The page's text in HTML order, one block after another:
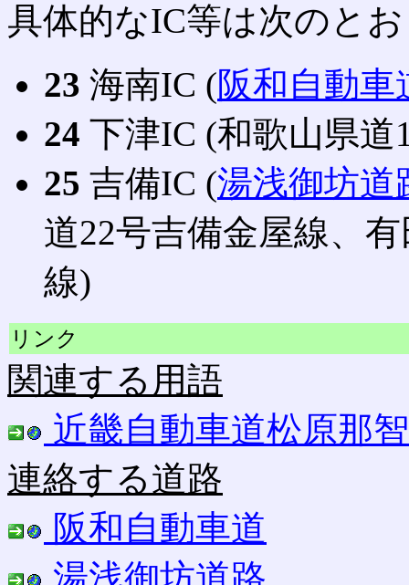
具体的なIC等は次のと
23 海南IC (阪和自動車
24 下津IC (和歌山県道
25 吉備IC (湯浅御坊道
道22号吉備金屋線、
線)
リンク
関連する用語
近畿自動車道松原那
連絡する道路
阪和自動車道